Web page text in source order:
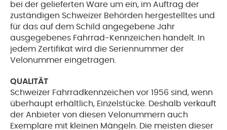
bei der gelieferten Ware um ein, im Auftrag der
zuständigen Schweizer Behörden hergestelltes und
für das auf dem Schild angegebene Jahr
ausgegebenes Fahrrad-Kennzeichen handelt. In
jedem Zertifikat wird die Seriennummer der
Velonummer eingetragen.
QUALITÄT
Schweizer Fahrradkennzeichen vor 1956 sind, wenn
überhaupt erhältlich, Einzelstücke. Deshalb verkauft
der Anbieter von diesen Velonummern auch
Exemplare mit kleinen Mängeln. Die meisten dieser